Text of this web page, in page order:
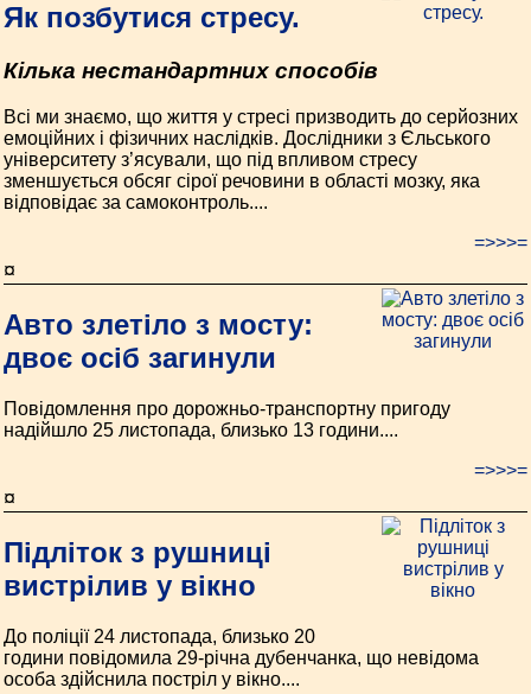
Як позбутися стресу.
Кілька нестандартних способів
Всі ми знаємо, що життя у стресі призводить до серйозних
емоційних і фізичних наслідків. Дослідники з Єльського
університету з’ясували, що під впливом стресу
зменшується обсяг сірої речовини в області мозку, яка
відповідає за самоконтроль....
=>>>=
¤
Авто злетіло з мосту:
двоє осіб загинули
Повідомлення про дорожньо-транспортну пригоду
надійшло 25 листопада, близько 13 години....
=>>>=
¤
Підліток з рушниці
вистрілив у вікно
До поліції 24 листопада, близько 20
години повідомила 29-річна дубенчанка, що невідома
особа здійснила постріл у вікно....